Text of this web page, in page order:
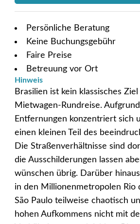
Persönliche Beratung
Keine Buchungsgebühr
Faire Preise
Betreuung vor Ort
Hinweis
Brasilien ist kein klassisches
Mietwagen-Rundreise.
Entfernungen konzentriert sich
einen kleinen Teil des
Die Straßenverhältnisse sind
die Ausschilderungen lassen
wünschen übrig. Darüber
in den Millionenmetropolen Rio
São Paulo teilweise chaotisch
hohen Aufkommens nicht mit